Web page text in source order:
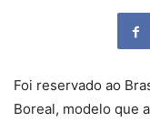
Foi reservado ao
Boreal, modelo que a